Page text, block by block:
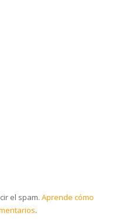
el spam. Aprende cómo
.